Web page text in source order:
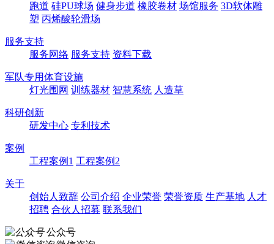
跑道 硅PU球场 健身步道 橡胶卷材 场馆服务 3D软体雕
塑 丙烯酸轮滑场
服务支持
服务网络 服务支持 资料下载
军队专用体育设施
灯光围网 训练器材 智慧系统 人造草
科研创新
研发中心 专利技术
案例
工程案例1 工程案例2
关于
创始人致辞 公司介绍 企业荣誉 荣誉资质 生产基地 人才
招聘 合伙人招募 联系我们
公众号